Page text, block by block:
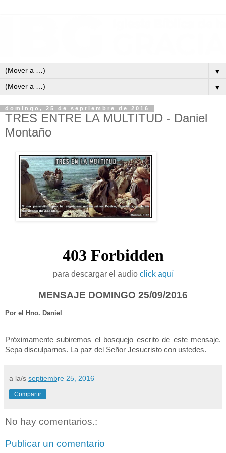
▼
▼
domingo, 25 de septiembre de 2016
TRES ENTRE LA MULTITUD - Daniel
Montaño
para descargar el audio click aquí
MENSAJE DOMINGO 25/09/2016
Por el Hno. Daniel
Próximamente subiremos el bosquejo escrito de este mensaje.
Sepa disculparnos. La paz del Señor Jesucristo con ustedes.
a la/s septiembre 25, 2016
Compartir
No hay comentarios.:
Publicar un comentario